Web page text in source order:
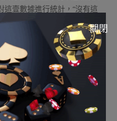
壹數據進行統計，“沒有這
冠縣當局官網又發布了壹
樣品的檢測申明》，這份
21日冠縣柳林鎮中學個體門
品監視治理局獲知新聞后，
學進行考察，并第壹時間把
中央，市疾控中央依據冠縣
確定磨練項目。檢測效果顯
數及格。 《山東壹中學產生
關閉